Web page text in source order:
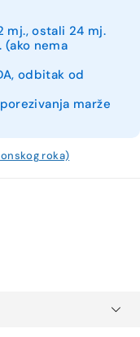
mj., ostali 24 mj.
(ako nema
odbitak od
marže
roka)